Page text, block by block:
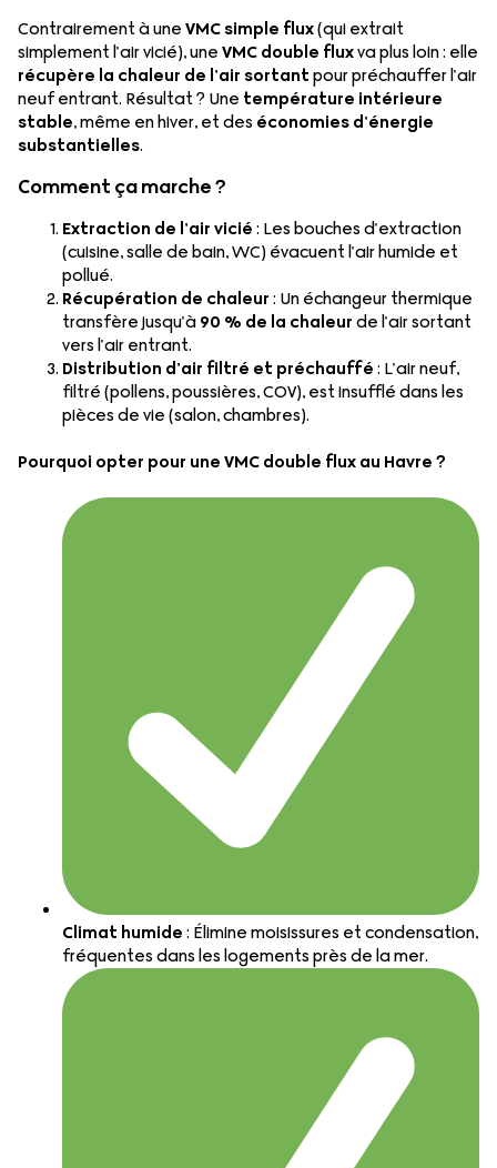
Contrairement à uneVMC simple flux(qui extrait
simplement l’air vicié), uneVMC double fluxva plus loin : elle
récupère la chaleur de l’air sortantpour préchauffer l’air
neuf entrant. Résultat ? Une température intérieure
stable, même en hiver, et des économies d’énergie
substantielles.
Comment ça marche ?
Extraction de l’air vicié: Les bouches d’extraction
(cuisine, salle de bain, WC) évacuent l’air humide et
pollué.
Récupération de chaleur: Un échangeur thermique
transfère jusqu’à90 % de la chaleurde l’air sortant
vers l’air entrant.
Distribution d’air filtré et préchauffé: L’air neuf,
filtré (pollens, poussières, COV), est insufflé dans les
pièces de vie (salon, chambres).
Pourquoi opter pour une VMC double flux au Havre ?
Climat humide: Élimine moisissures et condensation,
fréquentes dans les logements près de la mer.